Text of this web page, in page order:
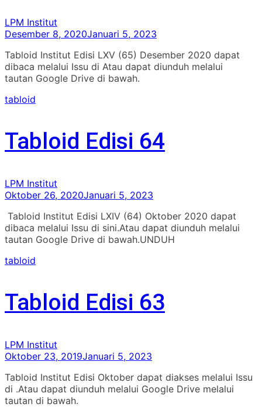
LPM Institut
Desember 8, 2020Januari 5, 2023
Tabloid Institut Edisi LXV (65) Desember 2020 dapat
dibaca melalui Issu di Atau dapat diunduh melalui
tautan Google Drive di bawah.
tabloid
Tabloid Edisi 64
LPM Institut
Oktober 26, 2020Januari 5, 2023
Tabloid Institut Edisi LXIV (64) Oktober 2020 dapat
dibaca melalui Issu di sini.Atau dapat diunduh melalui
tautan Google Drive di bawah.UNDUH
tabloid
Tabloid Edisi 63
LPM Institut
Oktober 23, 2019Januari 5, 2023
Tabloid Institut Edisi Oktober dapat diakses melalui Issu
di .Atau dapat diunduh melalui Google Drive melalui
tautan di bawah.